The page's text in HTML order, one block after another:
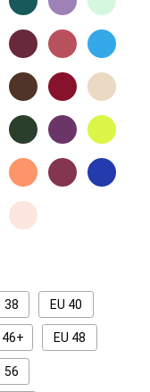
38 EU 40
46+ EU 48
56